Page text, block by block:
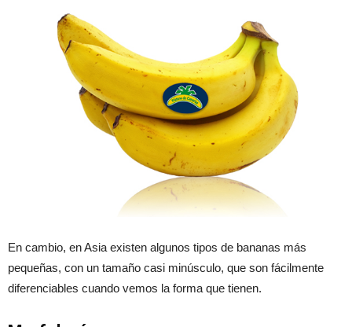
En cambio, en Asia existen algunos tipos de bananas más
pequeñas, con un tamaño casi minúsculo, que son fácilmente
diferenciables cuando vemos la forma que tienen.